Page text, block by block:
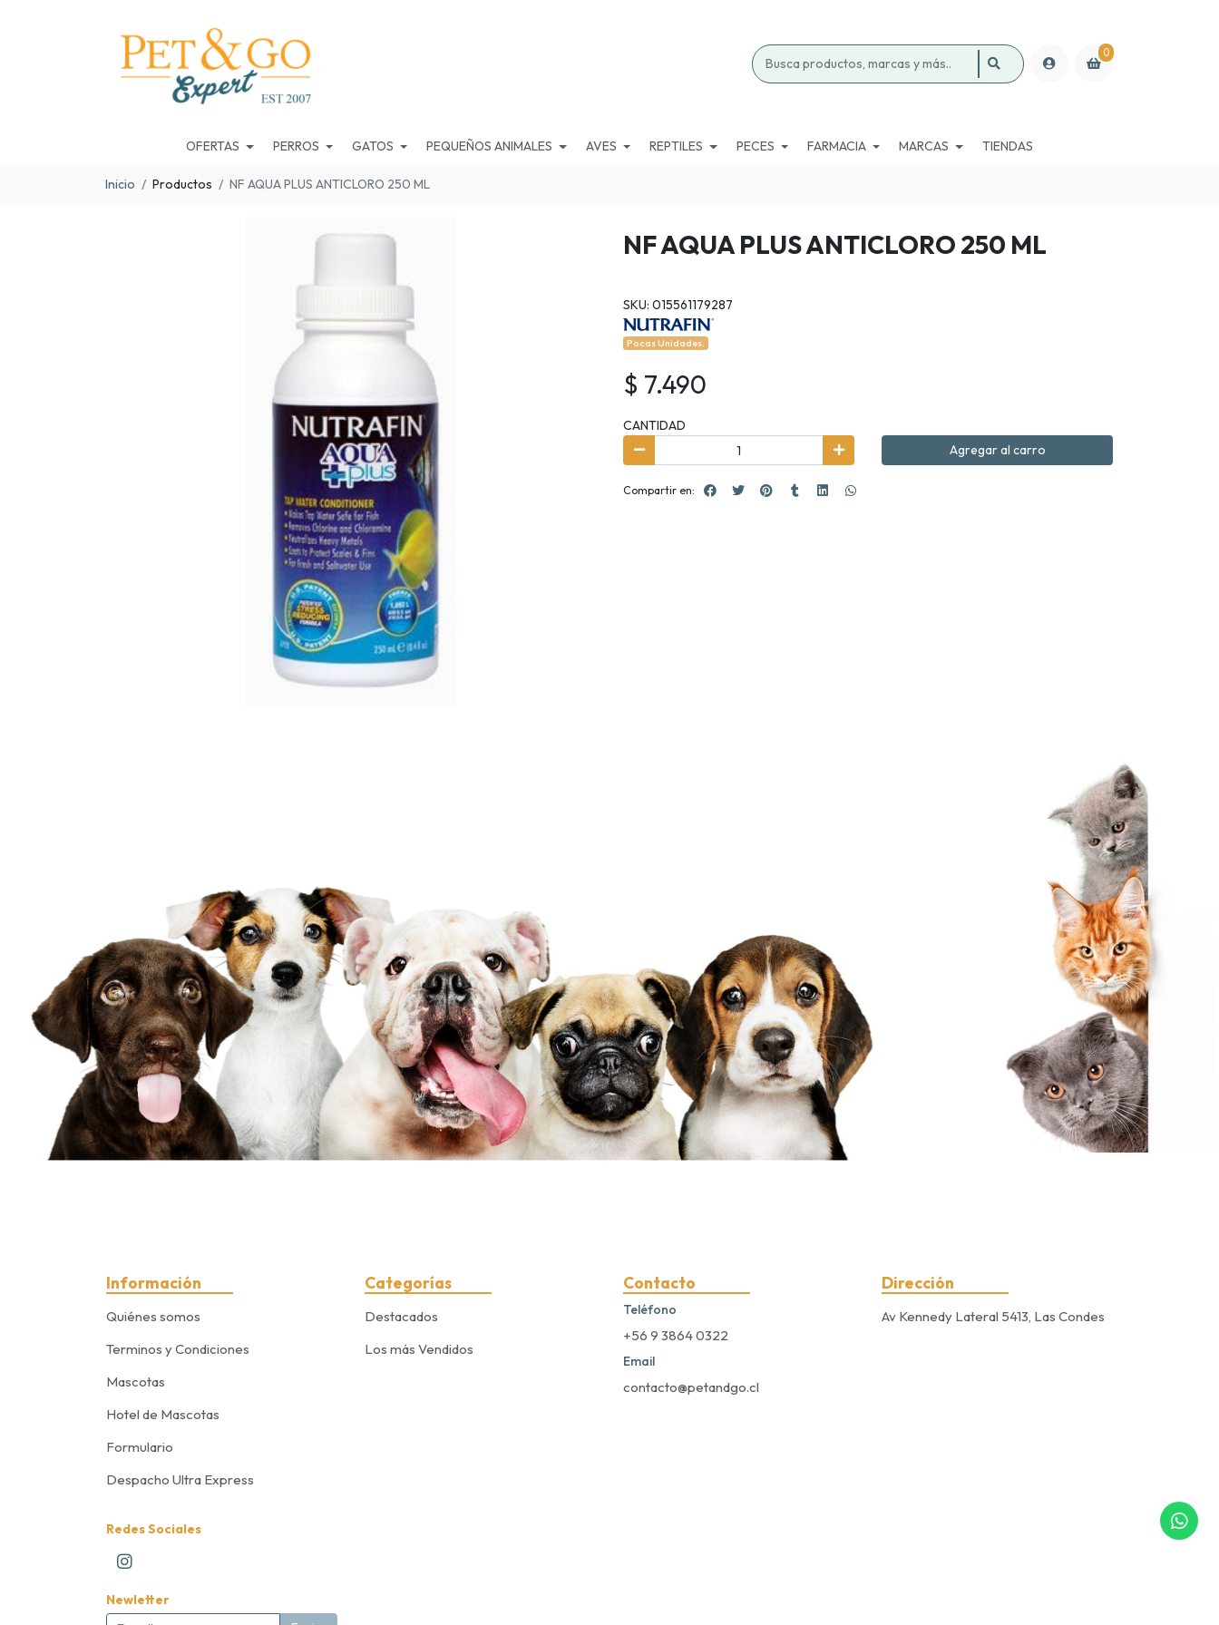
0
OFERTAS PERROS GATOS PEQUEÑOS ANIMALES AVES REPTILES PECES FARMACIA MARCAS TIENDAS
Inicio Productos NF AQUA PLUS ANTICLORO 250 ML
NF AQUA PLUS ANTICLORO 250 ML
SKU: 015561179287
Pocas Unidades.
$ 7.490
CANTIDAD
Agregar al carro
Compartir en:
Información
Quiénes somos
Terminos y Condiciones
Mascotas
Hotel de Mascotas
Formulario
Despacho Ultra Express
Categorías
Destacados
Los más Vendidos
Contacto
Teléfono
+56 9 3864 0322
Email
contacto@petandgo.cl
Dirección
Av Kennedy Lateral 5413, Las Condes
Redes Sociales
Newletter